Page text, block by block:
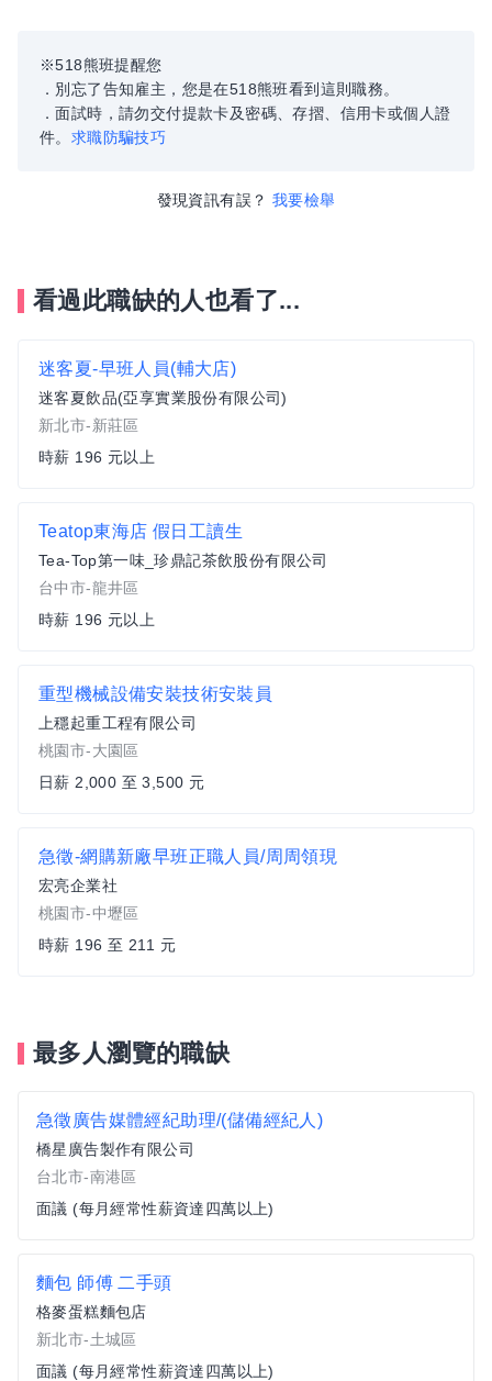
※518熊班提醒您
．別忘了告知雇主，您是在518熊班看到這則職務。
．面試時，請勿交付提款卡及密碼、存摺、信用卡或個人證
件。 求職防騙技巧
發現資訊有誤？ 我要檢舉
看過此職缺的人也看了...
迷客夏-早班人員(輔大店)
迷客夏飲品(亞享實業股份有限公司)
新北市-新莊區
時薪 196 元以上
Teatop東海店 假日工讀生
Tea-Top第一味_珍鼎記茶飲股份有限公司
台中市-龍井區
時薪 196 元以上
重型機械設備安裝技術安裝員
上穩起重工程有限公司
桃園市-大園區
日薪 2,000 至 3,500 元
急徵-網購新廠早班正職人員/周周領現
宏亮企業社
桃園市-中壢區
時薪 196 至 211 元
最多人瀏覽的職缺
急徵廣告媒體經紀助理/(儲備經紀人)
橋星廣告製作有限公司
台北市-南港區
面議 (每月經常性薪資達四萬以上)
麵包 師傅 二手頭
格麥蛋糕麵包店
新北市-土城區
面議 (每月經常性薪資達四萬以上)